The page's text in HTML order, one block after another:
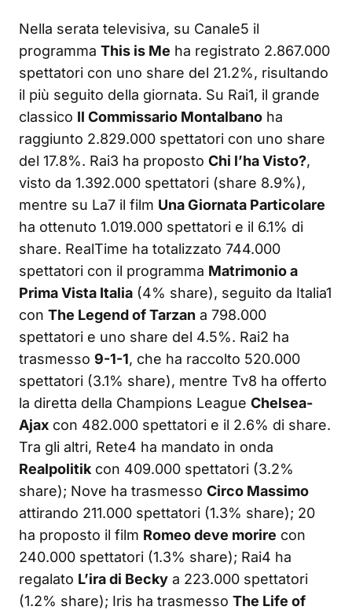
Nella serata televisiva, su Canale5 il
programma This is Me ha registrato 2.867.000
spettatori con uno share del 21.2%, risultando
il più seguito della giornata. Su Rai1, il grande
classico Il Commissario Montalbano ha
raggiunto 2.829.000 spettatori con uno share
del 17.8%. Rai3 ha proposto Chi l’ha Visto?,
visto da 1.392.000 spettatori (share 8.9%),
mentre su La7 il film Una Giornata Particolare
ha ottenuto 1.019.000 spettatori e il 6.1% di
share. RealTime ha totalizzato 744.000
spettatori con il programma Matrimonio a
Prima Vista Italia (4% share), seguito da Italia1
con The Legend of Tarzan a 798.000
spettatori e uno share del 4.5%. Rai2 ha
trasmesso 9-1-1, che ha raccolto 520.000
spettatori (3.1% share), mentre Tv8 ha offerto
la diretta della Champions League Chelsea-
Ajax con 482.000 spettatori e il 2.6% di share.
Tra gli altri, Rete4 ha mandato in onda
Realpolitik con 409.000 spettatori (3.2%
share); Nove ha trasmesso Circo Massimo
attirando 211.000 spettatori (1.3% share); 20
ha proposto il film Romeo deve morire con
240.000 spettatori (1.3% share); Rai4 ha
regalato L’ira di Becky a 223.000 spettatori
(1.2% share); Iris ha trasmesso The Life of